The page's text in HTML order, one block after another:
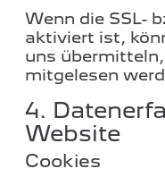
Wenn die SSL-
aktiviert ist,
uns
mitgelesen
4.
Website
Cookies